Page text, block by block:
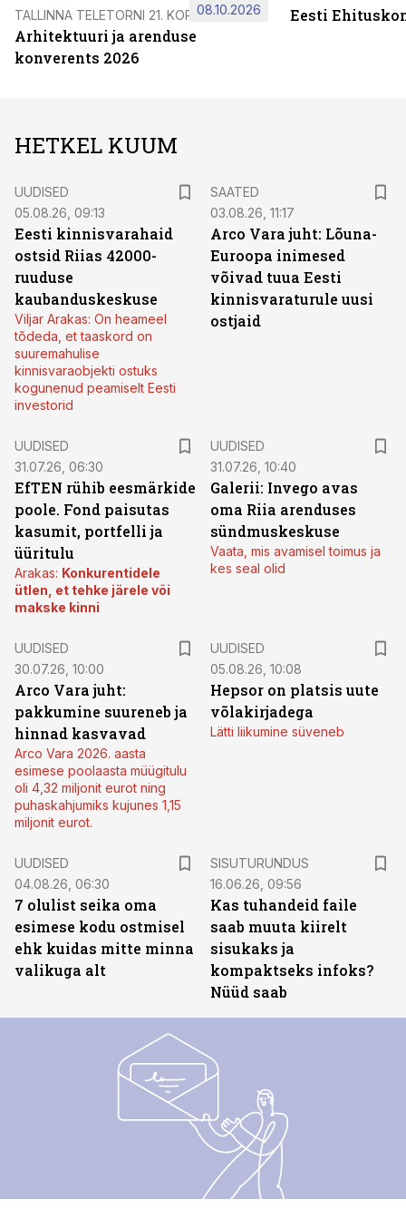
TALLINNA TELETORNI 21. KORRUSEL
Arhitektuuri ja arenduse
konverents 2026
08.10.2026 Eesti
HETKEL KUUM
UUDISED
05.08.26, 09:13
Eesti kinnisvarahaid
ostsid Riias 42000-
ruuduse
kaubanduskeskuse
Viljar Arakas: On heameel
tõdeda, et taaskord on
suuremahulise
kinnisvaraobjekti ostuks
kogunenud peamiselt Eesti
investorid
SAATED
03.08.26, 11:17
Arco Vara juht: Lõuna-
Euroopa inimesed
võivad tuua Eesti
kinnisvaraturule uusi
ostjaid
UUDISED
31.07.26, 06:30
EfTEN rühib eesmärkide
poole. Fond paisutas
kasumit, portfelli ja
üüritulu
Arakas: Konkurentidele
ütlen, et tehke järele või
makske kinni
UUDISED
31.07.26, 10:40
Galerii: Invego avas
oma Riia arenduses
sündmuskeskuse
Vaata, mis avamisel toimus ja
kes seal olid
UUDISED
30.07.26, 10:00
Arco Vara juht:
pakkumine suureneb ja
hinnad kasvavad
Arco Vara 2026. aasta
esimese poolaasta müügitulu
oli 4,32 miljonit eurot ning
puhaskahjumiks kujunes 1,15
miljonit eurot.
UUDISED
05.08.26, 10:08
Hepsor on platsis uute
võlakirjadega
Lätti liikumine süveneb
UUDISED
04.08.26, 06:30
7 olulist seika oma
esimese kodu ostmisel
ehk kuidas mitte minna
valikuga alt
SISUTURUNDUS
16.06.26, 09:56
Kas tuhandeid faile
saab muuta kiirelt
sisukaks ja
kompaktseks infoks?
Nüüd saab